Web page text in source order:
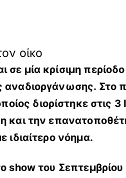
οίκο
μία κρίσιμη
αναδιοργάνωσης. Στο
διορίστηκε στις
και την
ιδιαίτερο νόημα.
show του